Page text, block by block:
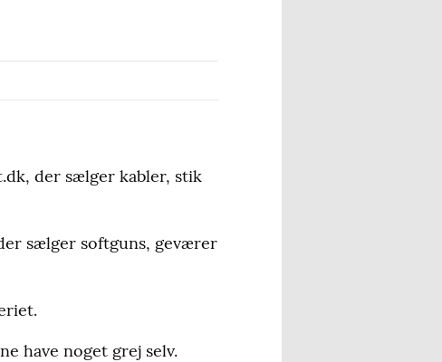
der sælger kabler, stik
sælger softguns, geværer
have noget grej selv.